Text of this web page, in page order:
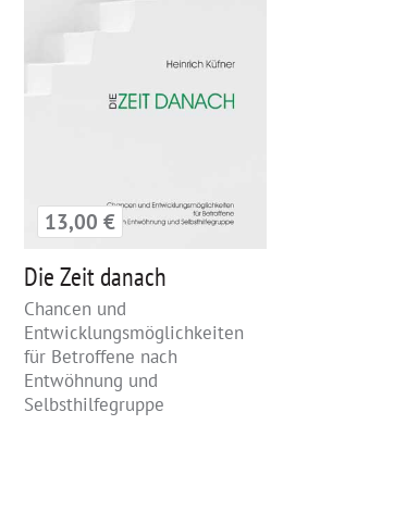
13,00 €
Die Zeit danach
Chancen und
Entwicklungsmöglichkeiten
für Betroffene nach
Entwöhnung und
Selbsthilfegruppe